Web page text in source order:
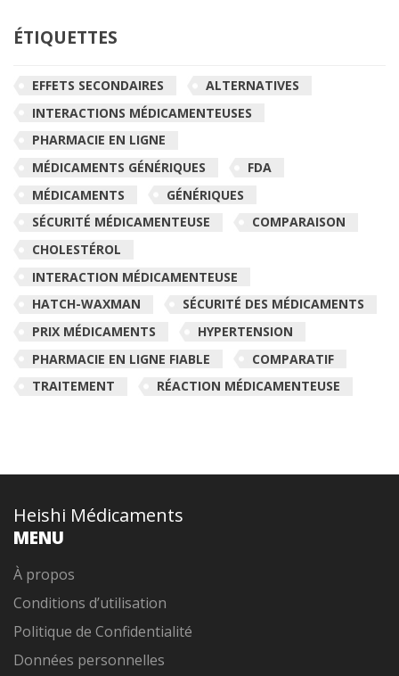
ÉTIQUETTES
EFFETS SECONDAIRES
ALTERNATIVES
INTERACTIONS MÉDICAMENTEUSES
PHARMACIE EN LIGNE
MÉDICAMENTS GÉNÉRIQUES
FDA
MÉDICAMENTS
GÉNÉRIQUES
SÉCURITÉ MÉDICAMENTEUSE
COMPARAISON
CHOLESTÉROL
INTERACTION MÉDICAMENTEUSE
HATCH-WAXMAN
SÉCURITÉ DES MÉDICAMENTS
PRIX MÉDICAMENTS
HYPERTENSION
PHARMACIE EN LIGNE FIABLE
COMPARATIF
TRAITEMENT
RÉACTION MÉDICAMENTEUSE
Heishi Médicaments
MENU
À propos
Conditions d’utilisation
Politique de Confidentialité
Données personnelles